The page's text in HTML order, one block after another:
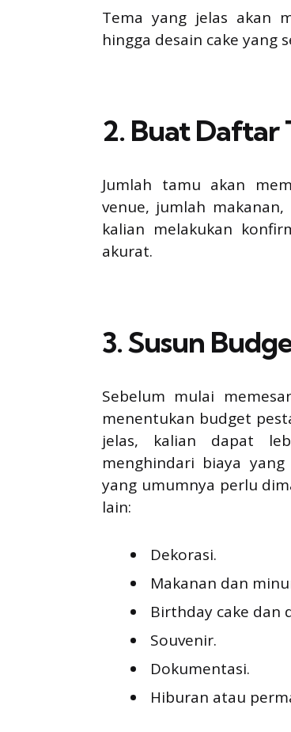
Tema yang jelas akan
hingga desain cake yang
2. Buat Daftar
Jumlah tamu akan
venue, jumlah
kalian melakukan
akurat.
3. Susun
Sebelum mulai
menentukan budget
jelas, kalian dapat
menghindari biaya
yang umumnya perlu
lain:
Dekorasi.
Makanan dan
Birthday cake dan
Souvenir.
Dokumentasi.
Hiburan atau